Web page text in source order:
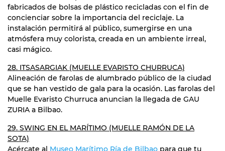
fabricados de bolsas de plástico recicladas con el fin de
concienciar sobre la importancia del reciclaje. La
instalación permitirá al público, sumergirse en una
atmósfera muy colorista, creada en un ambiente irreal,
casi mágico.
28. ITSASARGIAK (MUELLE EVARISTO CHURRUCA)
Alineación de farolas de alumbrado público de la ciudad
que se han vestido de gala para la ocasión. Las farolas del
Muelle Evaristo Churruca anuncian la llegada de GAU
ZURIA a Bilbao.
29. SWING EN EL MARÍTIMO (MUELLE RAMÓN DE LA
SOTA)
Acércate al Museo Marítimo Ría de Bilbao para que tu